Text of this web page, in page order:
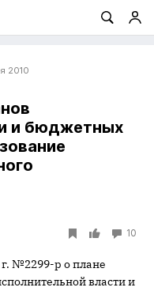
2010
и бюджетных
10
№2299-р о плане
власти и